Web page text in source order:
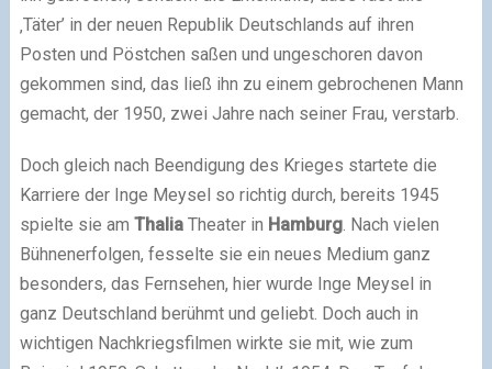
‚Täter’ in der neuen Republik Deutschlands auf ihren
Posten und Pöstchen saßen und ungeschoren davon
gekommen sind, das ließ ihn zu einem gebrochenen Mann
gemacht, der 1950, zwei Jahre nach seiner Frau, verstarb.
Doch gleich nach Beendigung des Krieges startete die
Karriere der Inge Meysel so richtig durch, bereits 1945
spielte sie am ThaliaTheater in Hamburg. Nach vielen
Bühnenerfolgen, fesselte sie ein neues Medium ganz
besonders, das Fernsehen, hier wurde Inge Meysel in
ganz Deutschland berühmt und geliebt. Doch auch in
wichtigen Nachkriegsfilmen wirkte sie mit, wie zum